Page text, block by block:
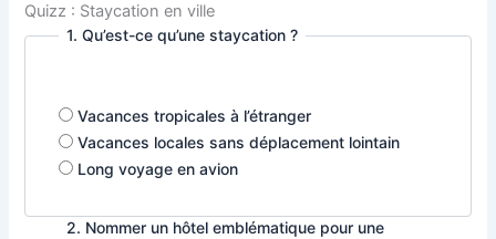
Quizz : Staycation en ville
1. Qu’est-ce qu’une staycation ?
Vacances tropicales à l’étranger
Vacances locales sans déplacement lointain
Long voyage en avion
2. Nommer un hôtel emblématique pour une